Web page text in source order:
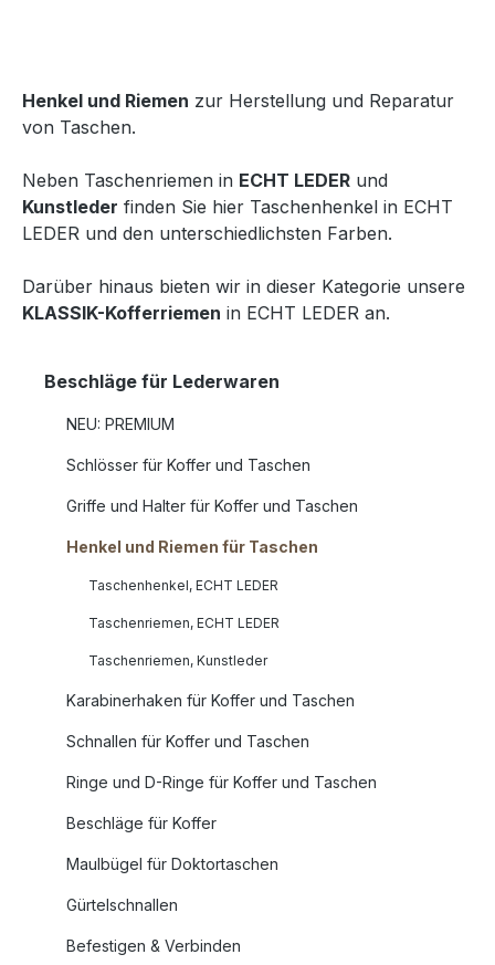
Henkel und Riemen zur Herstellung und Reparatur
von Taschen.
Neben Taschenriemen in ECHT LEDER und
Kunstleder finden Sie hier Taschenhenkel in ECHT
LEDER und den unterschiedlichsten Farben.
Darüber hinaus bieten wir in dieser Kategorie unsere
KLASSIK-Kofferriemen in ECHT LEDER an.
Beschläge für Lederwaren
NEU: PREMIUM
Schlösser für Koffer und Taschen
Griffe und Halter für Koffer und Taschen
Henkel und Riemen für Taschen
Taschenhenkel, ECHT LEDER
Taschenriemen, ECHT LEDER
Taschenriemen, Kunstleder
Karabinerhaken für Koffer und Taschen
Schnallen für Koffer und Taschen
Ringe und D-Ringe für Koffer und Taschen
Beschläge für Koffer
Maulbügel für Doktortaschen
Gürtelschnallen
Befestigen & Verbinden